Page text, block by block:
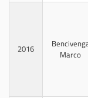
2016
Marco